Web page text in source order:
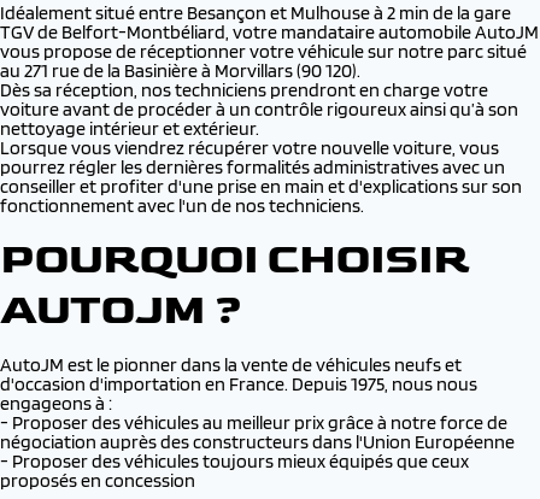
Idéalement situé entre Besançon et Mulhouse à 2 min de la gare
TGV de Belfort-Montbéliard, votre mandataire automobile AutoJM
vous propose de réceptionner votre véhicule sur notre parc situé
au 271 rue de la Basinière à Morvillars (90 120).
Dès sa réception, nos techniciens prendront en charge votre
voiture avant de procéder à un contrôle rigoureux ainsi qu’à son
nettoyage intérieur et extérieur.
Lorsque vous viendrez récupérer votre nouvelle voiture, vous
pourrez régler les dernières formalités administratives avec un
conseiller et profiter d'une prise en main et d'explications sur son
fonctionnement avec l'un de nos techniciens.
POURQUOI CHOISIR
AUTOJM ?
AutoJM est le pionner dans la vente de véhicules neufs et
d'occasion d'importation en France. Depuis 1975, nous nous
engageons à :
- Proposer des véhicules au meilleur prix grâce à notre force de
négociation auprès des constructeurs dans l'Union Européenne
- Proposer des véhicules toujours mieux équipés que ceux
proposés en concession